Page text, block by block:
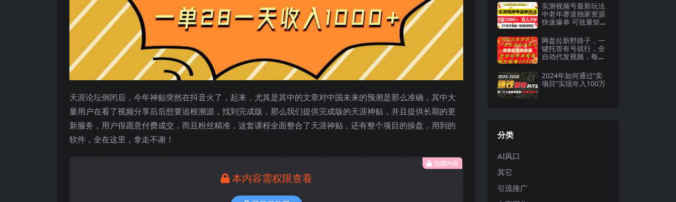
天涯论坛倒闭后，今年神贴突然在抖音火了，起来，尤其是其中的文章对中国未来的预测是那么准确，其中大
量用户在看了视频分享后后想要追根溯源，找到完成版，那么我们提供完成版的天涯神贴，并且提供长期的更
新服务，用户很愿意付费成交，而且粉丝精准，这套课程全面整合了天涯神贴，还有整个项目的操盘，用到的
软件，全在这里，拿走不谢！
隐藏内容
本内容需权限查看
实测视频号最新玩法
中老年赛道独家资源
快速爆单 可批量矩阵
附保姆级教程
网盘拉新野路子，一
键托管有号就行，全
自动代发视频，每日
落地教程
2024年如何通过“卖
项目”实现年入100万
分类
AI风口
其它
引流推广